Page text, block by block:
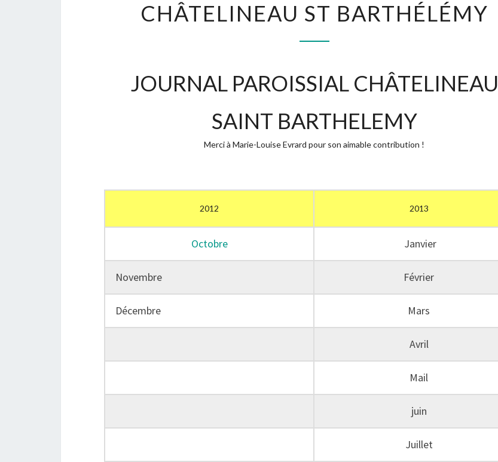
ST
CHÂTELINEAU ST BARTHÉLÉMY
JOURNAL PAROISSIAL CHÂTELINEAU
SAINT BARTHELEMY
Merci à Marie-Louise Evrard pour son aimable contribution !
2012 2013
Octobre Janvier
Novembre Février
Décembre Mars
Avril
Mail
juin
Juillet